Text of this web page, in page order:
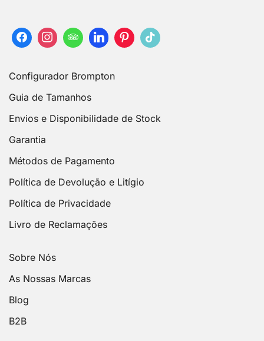
Configurador Brompton
Guia de Tamanhos
Envios e Disponibilidade de Stock
Garantia
Métodos de Pagamento
Política de Devolução e Litígio
Política de Privacidade
Livro de Reclamações
Sobre Nós
As Nossas Marcas
Blog
B2B